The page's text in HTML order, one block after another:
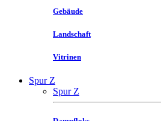
Gebäude
Landschaft
Vitrinen
Spur Z
Spur Z